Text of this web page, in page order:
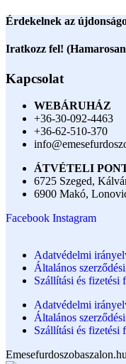
Érdekelnek az
Iratkozz fel!
Kapcsolat
WEBÁRUHÁZ
+36-30-092-4463
+36-62-510-370
ÁTVÉTELI
6725 Szeged,
6900 Makó,
Facebook Instagram
Adatvédelmi
Általános
Szállítási és fizetési
Adatvédelmi
Általános
Szállítási és fizetési